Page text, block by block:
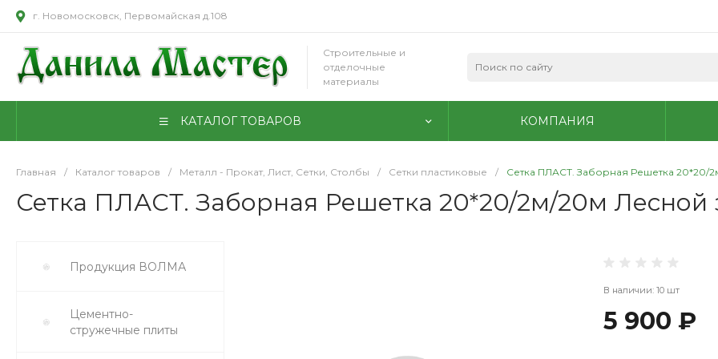
г. Новомосковск, Первомайская д.108
Строительные и
отделочные
материалы
КАТАЛОГ ТОВАРОВ КОМПАНИЯ
Главная / Каталог товаров / Металл - Прокат, Лист, Сетки, Столбы / Сетки пластиковые / Сетка ПЛАСТ. Заборная Решетка 20*20/
Сетка ПЛАСТ. Заборная Решетка 20*20/2м/20м Лесной
Продукция ВОЛМА
Цементно-
стружечные плиты
В наличии: 10 шт
5 900 ₽